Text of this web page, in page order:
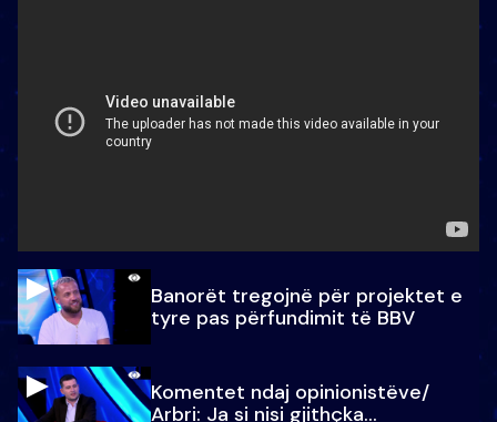
Banorët tregojnë për projektet e
tyre pas përfundimit të BBV
Komentet ndaj opinionistëve/
Arbri: Ja si nisi gjithçka…